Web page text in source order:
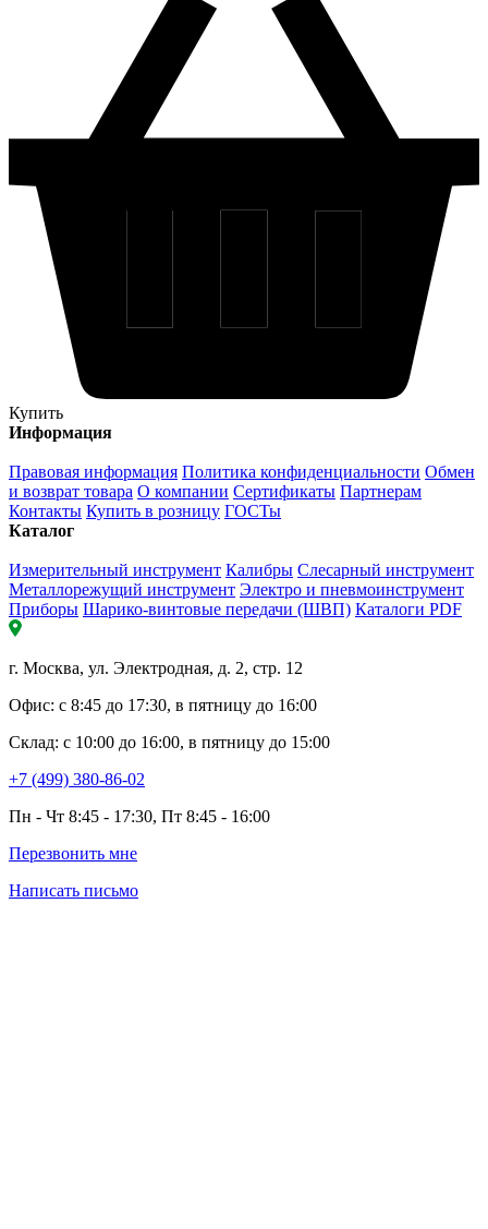
Купить
Информация
Правовая информация Политика конфиденциальности Обмен
и возврат товара О компании Сертификаты Партнерам
Контакты Купить в розницу ГОСТы
Каталог
Измерительный инструмент Калибры Слесарный инструмент
Металлорежущий инструмент Электро и пневмоинструмент
Приборы Шарико-винтовые передачи (ШВП) Каталоги PDF
г. Москва, ул. Электродная, д. 2, стр. 12
Офис: с 8:45 до 17:30, в пятницу до 16:00
Склад: с 10:00 до 16:00, в пятницу до 15:00
+7 (499) 380-86-02
Пн - Чт 8:45 - 17:30, Пт 8:45 - 16:00
Перезвонить мне
Написать письмо